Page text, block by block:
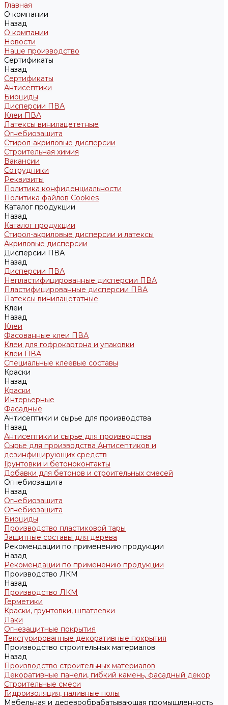
Главная
О компании
Назад
О компании
Новости
Наше производство
Сертификаты
Назад
Сертификаты
Антисептики
Биоциды
Дисперсии ПВА
Клеи ПВА
Латексы винилацететные
Огнебиозащита
Стирол-акриловые дисперсии
Строительная химия
Вакансии
Сотрудники
Реквизиты
Политика конфиденциальности
Политика файлов Cookies
Каталог продукции
Назад
Каталог продукции
Стирол-акриловые дисперсии и латексы
Акриловые дисперсии
Дисперсии ПВА
Назад
Дисперсии ПВА
Непластифицированные дисперсии ПВА
Пластифицированные дисперсии ПВА
Латексы винилацетатные
Клеи
Назад
Клеи
Фасованные клеи ПВА
Клеи для гофрокартона и упаковки
Клеи ПВА
Специальные клеевые составы
Краски
Назад
Краски
Интерьерные
Фасадные
Антисептики и сырье для производства
Назад
Антисептики и сырье для производства
Сырье для производства Антисептиков и
дезинфицирующих средств
Грунтовки и бетоноконтакты
Добавки для бетонов и строительных смесей
Огнебиозащита
Назад
Огнебиозащита
Огнебиозащита
Биоциды
Производство пластиковой тары
Защитные составы для дерева
Рекомендации по применению продукции
Назад
Рекомендации по применению продукции
Производство ЛКМ
Назад
Производство ЛКМ
Герметики
Краски, грунтовки, шпатлевки
Лаки
Огнезащитные покрытия
Текстурированные декоративные покрытия
Производство строительных материалов
Назад
Производство строительных материалов
Декоративные панели, гибкий камень, фасадный декор
Строительные смеси
Гидроизоляция, наливные полы
Мебельная и деревообрабатывающая промышленность